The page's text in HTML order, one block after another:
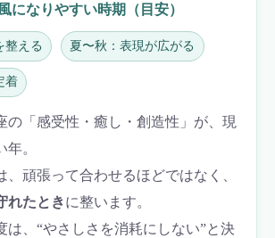
になりやすい時期（目安）
整える 夏〜秋：表現が広がる
着
の「感受性・癒し・創造性」が、現
。
、頑張って合わせるほどではなく、
れたときに整います。
は、“やさしさを消耗にしない”と決